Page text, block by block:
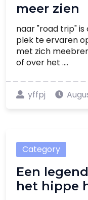
meer zien
naar "road trip"
plek te ervaren
met zich
of over het ....
yffpj
Category
Een
het hippe